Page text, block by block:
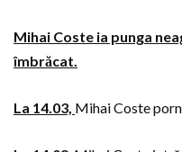
Mihai Coste ia punga
îmbrăcat.
La 14.03, Mihai Coste